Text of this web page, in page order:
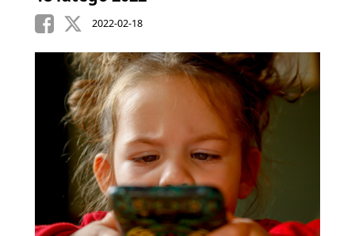
2022-02-18